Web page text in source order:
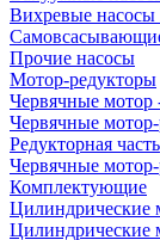
Вихревые
Прочие насосы
Мотор-редукторы
Червячные мотор
Червячные
Редукторная часть
Червячные
Комплектующие
Цилиндрические
Цилиндрические